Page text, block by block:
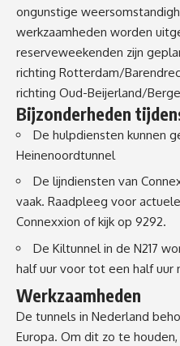
ongunstige
werkzaamheden worden
reserveweekenden zijn
richting Rotterdam/
richting Oud-Beijerland/
Bijzonderheden
De hulpdiensten kunnen
Heinenoordtunnel
De lijndiensten van
vaak. Raadpleeg voor
Connexxion of kijk op 9292.
De Kiltunnel in de N217
half uur voor tot een half uur
Werkzaamheden
De tunnels in Nederland
Europa. Om dit zo te